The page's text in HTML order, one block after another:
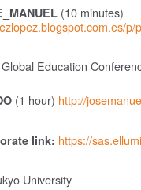
(10 minutes)
p/
Education
(1 hour) http://
link: https://
University